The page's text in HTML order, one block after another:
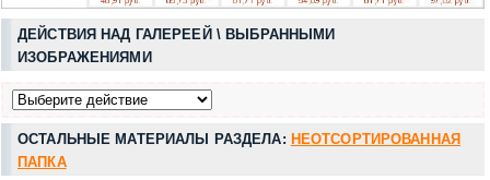
ДЕЙСТВИЯ НАД ГАЛЕРЕЕЙ \ ВЫБРАННЫМИ
ИЗОБРАЖЕНИЯМИ
ОСТАЛЬНЫЕ МАТЕРИАЛЫ РАЗДЕЛА: НЕОТСОРТИРОВАННАЯ
ПАПКА